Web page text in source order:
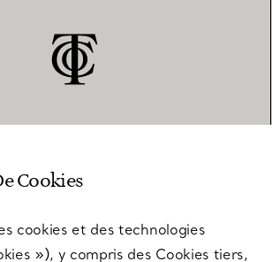
Cookies
cookies et des technologies
»), y compris des Cookies tiers,